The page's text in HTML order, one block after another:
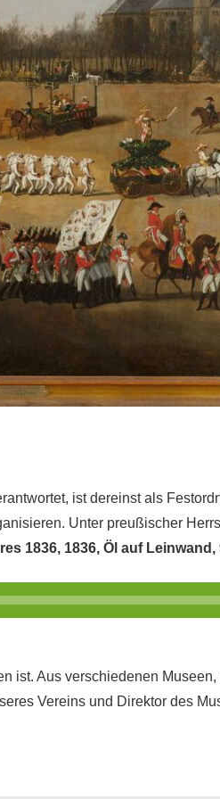
ist dereinst als
Unter preußischer
1836, 1836, Öl auf
ist. Aus verschiedenen
Vereins und Direktor des